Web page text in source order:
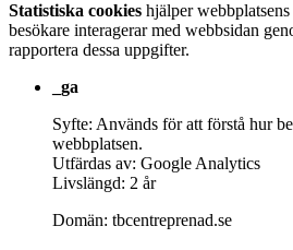
Statistiska cookies hjälper
besökare interagerar med webbsidan
rapportera dessa uppgifter.
_ga
Syfte: Används för att förstå hur
webbplatsen.
Utfärdas av: Google Analytics
Livslängd: 2 år
Domän: tbcentreprenad.se